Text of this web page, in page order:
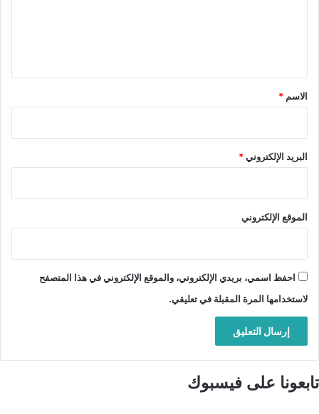
*
الاسم *
البريد الإلكتروني*
الموقع الإلكتروني
احفظ اسمي، بريدي الإلكتروني، والموقع الإلكتروني في هذا المتصفح
لاستخدامها المرة المقبلة في تعليقي.
تابعونا على فيسبوك